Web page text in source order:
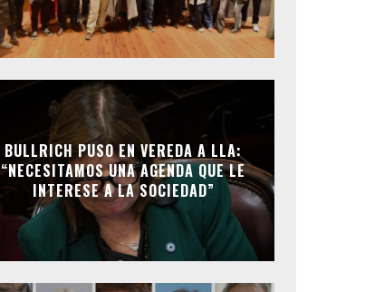
BULLRICH PUSO EN VEREDA A LLA:
“NECESITAMOS UNA AGENDA QUE LE
INTERESE A LA SOCIEDAD”